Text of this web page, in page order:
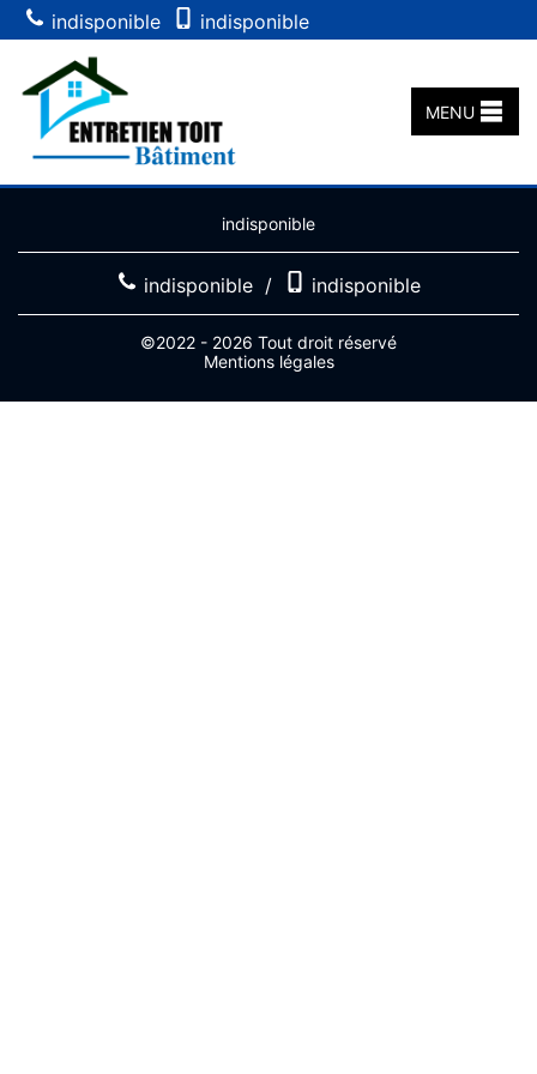
indisponible indisponible
MENU
indisponible
indisponible / indisponible
©2022 - 2026 Tout droit réservé
Mentions légales